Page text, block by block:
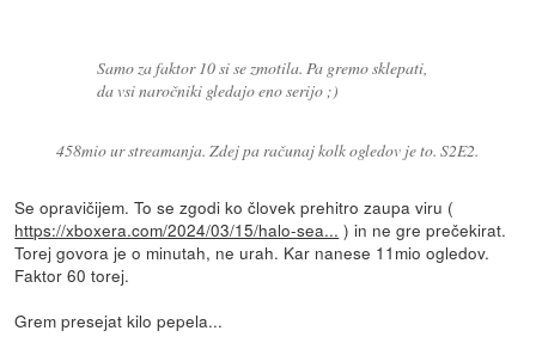
Samo za faktor 10 si se zmotila. Pa gremo sklepati,
da vsi naročniki gledajo eno serijo ;)
458mio ur streamanja. Zdej pa računaj kolk ogledov je to. S2E2.
Se opravičijem. To se zgodi ko človek prehitro zaupa viru (
https://xboxera.com/2024/03/15/halo-sea... ) in ne gre prečekirat.
Torej govora je o minutah, ne urah. Kar nanese 11mio ogledov.
Faktor 60 torej.
Grem presejat kilo pepela...